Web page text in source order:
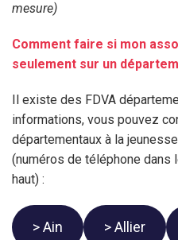
mesure)
Comment faire si mon
seulement sur un
Il existe des FDVA
informations, vous pouvez
départementaux à la
(numéros de téléphone dans
haut) :
> Ain > Allier